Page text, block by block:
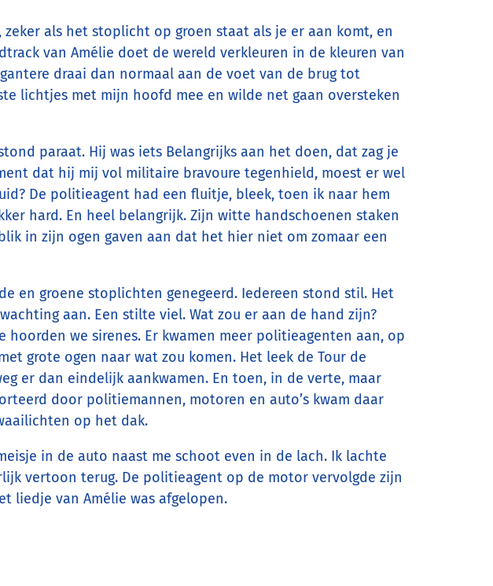
als het stoplicht op groen staat als je er aan komt, en
van Amélie doet de wereld verkleuren in de kleuren van
draai dan normaal aan de voet van de brug tot
lichtjes met mijn hoofd mee en wilde net gaan oversteken
paraat. Hij was iets Belangrijks aan het doen, dat zag je
dat hij mij vol militaire bravoure tegenhield, moest er wel
De politieagent had een fluitje, bleek, toen ik naar hem
hard. En heel belangrijk. Zijn witte handschoenen staken
in zijn ogen gaven aan dat het hier niet om zomaar een
en groene stoplichten genegeerd. Iedereen stond stil. Het
aan. Een stilte viel. Wat zou er aan de hand zijn?
we sirenes. Er kwamen meer politieagenten aan, op
grote ogen naar wat zou komen. Het leek de Tour de
er dan eindelijk aankwamen. En toen, in de verte, maar
door politiemannen, motoren en auto’s kwam daar
op het dak.
in de auto naast me schoot even in de lach. Ik lachte
vertoon terug. De politieagent op de motor vervolgde zijn
liedje van Amélie was afgelopen.